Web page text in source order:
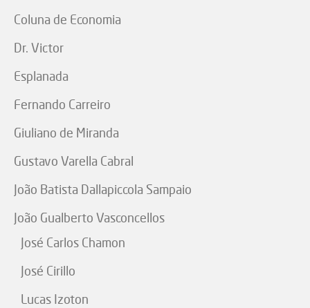
Coluna de Economia
Dr. Victor
Esplanada
Fernando Carreiro
Giuliano de Miranda
Gustavo Varella Cabral
João Batista Dallapiccola Sampaio
João Gualberto Vasconcellos
José Carlos Chamon
José Cirillo
Lucas Izoton